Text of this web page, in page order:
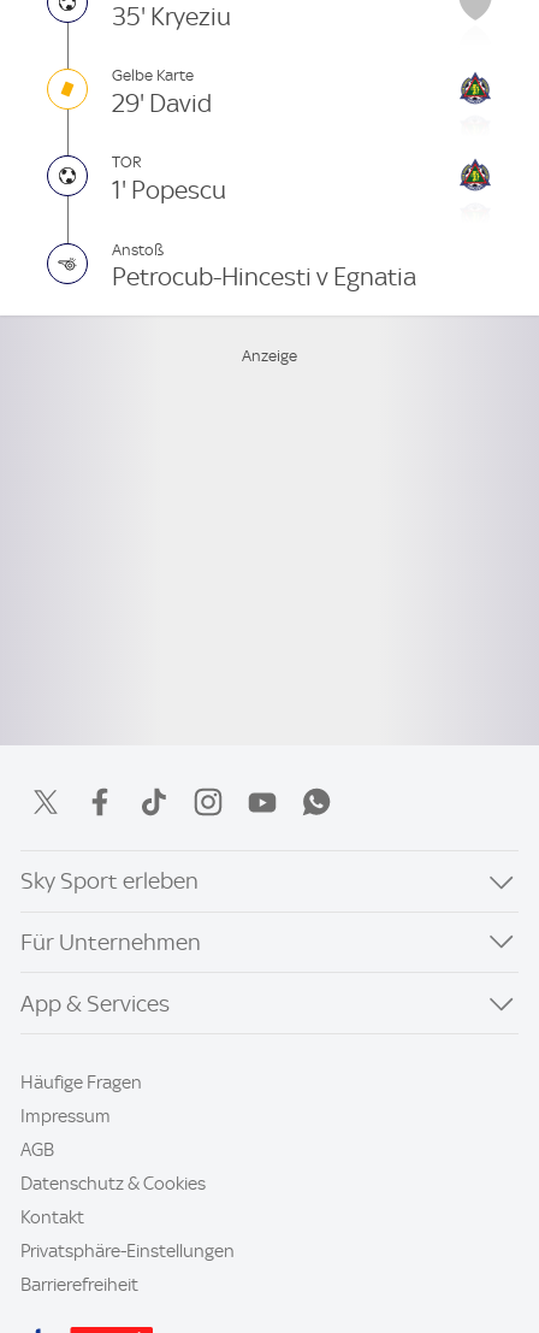
35' Kryeziu
Gelbe Karte
29' David
TOR
1' Popescu
Anstoß
Petrocub-Hincesti v Egnatia
Sky Sport erleben
Für Unternehmen
App & Services
Häufige Fragen
Impressum
AGB
Datenschutz & Cookies
Kontakt
Privatsphäre-Einstellungen
Barrierefreiheit